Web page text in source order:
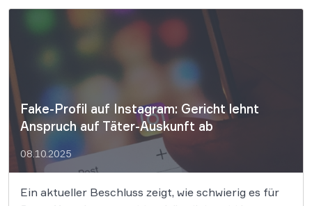
LLC) im Wege […]
Fake-Profil auf Instagram: Gericht lehnt
Anspruch auf Täter-Auskunft ab
08.10.2025
Ein aktueller Beschluss zeigt, wie schwierig es für